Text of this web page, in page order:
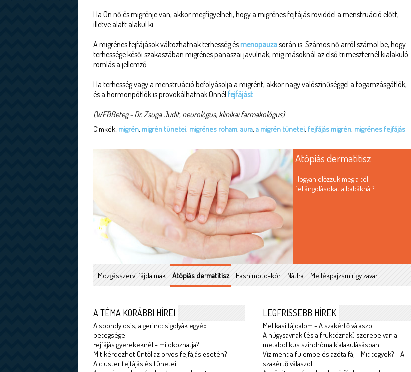
Ha Ön nő és migrénje van, akkor megfigyelheti, hogy a migrénes fejfájás röviddel a menstruáció előtt,
illetve alatt alakul ki.
A migrénes fejfájások változhatnak terhesség és menopauzasorán is. Számos nő arról számol be, hogy
terhessége késői szakaszában migrénes panaszai javulnak, míg másoknál az első trimeszternél kialakuló
romlás a jellemző.
Ha terhesség vagy a menstruáció befolyásolja a migrént, akkor nagy valószínűséggel a fogamzásgátlók,
és a hormonpótlók is provokálhatnak Önnél fejfájást.
(WEBBeteg - Dr. Zsuga Judit, neurológus, klinikai farmakológus)
Címkék: migrén, migrén tünetei, migrénes roham, aura, a migrén tünetei, fejfájás migrén, migrénes fejfájás
Atópiás dermatitisz
Hogyan előzzük meg a téli
fellángolásokat a babáknál?
Mozgásszervi fájdalmak Atópiás dermatitisz Hashimoto-kór Nátha Mellékpajzsmirigy zavar
A TÉMA KORÁBBI HÍREI
A spondylosis, a gerinccsigolyák egyéb
betegségei
Fejfájás gyerekeknél - mi okozhatja?
Mit kérdezhet Öntől az orvos fejfájás esetén?
A cluster fejfájás és tünetei
LEGFRISSEBB HÍREK
Mellkasi fájdalom - A szakértő válaszol
A húgysavnak (és a fruktóznak) szerepe van a
metabolikus szindróma kialakulásásban
Víz ment a fülembe és azóta fáj - Mit tegyek? - A
szakértő válaszol